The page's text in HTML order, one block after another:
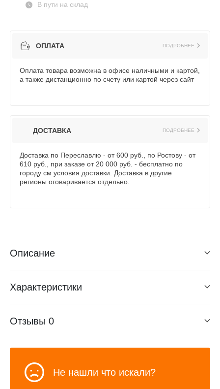
В пути на склад
ОПЛАТА ПОДРОБНЕЕ
Оплата товара возможна в офисе наличными и картой,
а также дистанционно по счету или картой через сайт
ДОСТАВКА ПОДРОБНЕЕ
Доставка по Переславлю - от 600 руб., по Ростову - от
610 руб., при заказе от 20 000 руб. - бесплатно по
городу см условия доставки. Доставка в другие
регионы оговаривается отдельно.
Описание
Характеристики
Отзывы 0
Не нашли что искали?